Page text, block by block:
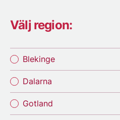
Välj region:
Blekinge
Dalarna
Gotland